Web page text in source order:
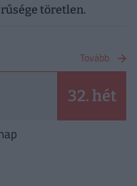
töretlen.
Tovább
32. hét